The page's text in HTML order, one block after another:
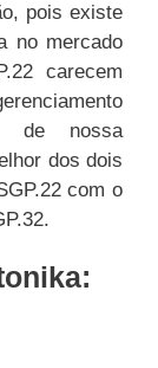
pois existe
no mercado
carecem
de nossa
dos dois
com o